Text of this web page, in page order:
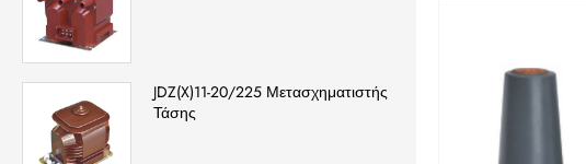
JDZ(X)11-20/225 Μετασχηματιστής
Τάσης